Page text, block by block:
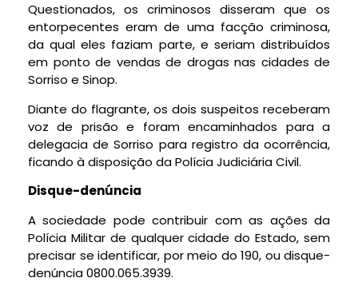
Questionados, os criminosos disseram que os
entorpecentes eram de uma facção criminosa,
da qual eles faziam parte, e seriam distribuídos
em ponto de vendas de drogas nas cidades de
Sorriso e Sinop.
Diante do flagrante, os dois suspeitos receberam
voz de prisão e foram encaminhados para a
delegacia de Sorriso para registro da ocorrência,
ficando à disposição da Polícia Judiciária Civil.
Disque-denúncia
A sociedade pode contribuir com as ações da
Polícia Militar de qualquer cidade do Estado, sem
precisar se identificar, por meio do 190, ou disque-
denúncia 0800.065.3939.